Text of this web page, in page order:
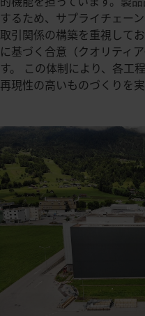
するため、サプライチェー
取引関係の構築を重視して
に基づく合意（クオリティ
す。 この体制により、各工
再現性の高いものづくりを実